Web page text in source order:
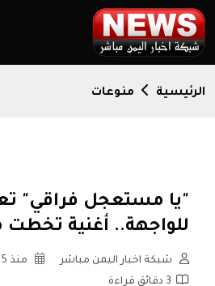
الرئيسية منوعات
"يا مستعجل فراقي"
للواجهة.. أغنية تخطت
شبكة اخبار اليمن مباشر
منذ 5 سنوات
3 دقائق قراءة